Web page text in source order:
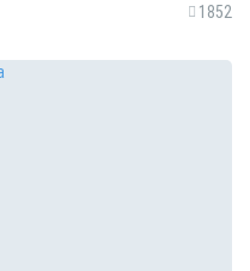
1852